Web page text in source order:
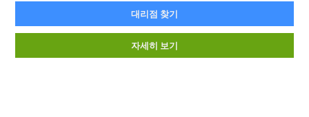
대리점 찾기
자세히 보기